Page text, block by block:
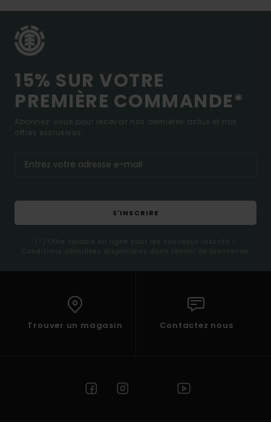
15% SUR VOTRE
PREMIÈRE COMMANDE*
Abonnez-vous pour recevoir nos dernières actus et nos
offres exclusives.
S'INSCRIRE
(*) Offre valable en ligne pour les nouveaux inscrits -
Conditions détaillées disponibles dans l'email de bienvenue
Trouver un magasin Contactez nous